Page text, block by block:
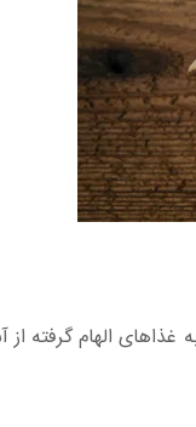
غذاهای الهام گرفته از